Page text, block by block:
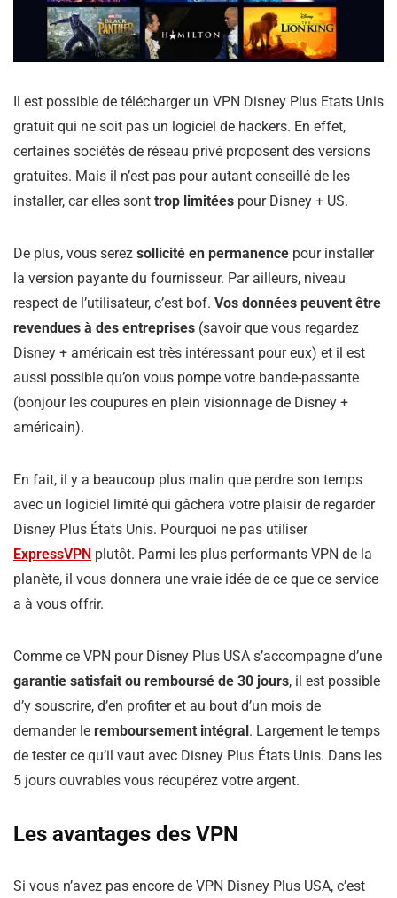
Il est possible de télécharger un VPN Disney Plus Etats Unis
gratuit qui ne soit pas un logiciel de hackers. En effet,
certaines sociétés de réseau privé proposent des versions
gratuites. Mais il n’est pas pour autant conseillé de les
installer, car elles sont trop limitées pour Disney + US.
De plus, vous serez sollicité en permanence pour installer
la version payante du fournisseur. Par ailleurs, niveau
respect de l’utilisateur, c’est bof. Vos données peuvent être
revendues à des entreprises (savoir que vous regardez
Disney + américain est très intéressant pour eux) et il est
aussi possible qu’on vous pompe votre bande-passante
(bonjour les coupures en plein visionnage de Disney +
américain).
En fait, il y a beaucoup plus malin que perdre son temps
avec un logiciel limité qui gâchera votre plaisir de regarder
Disney Plus États Unis. Pourquoi ne pas utiliser
ExpressVPN plutôt. Parmi les plus performants VPN de la
planète, il vous donnera une vraie idée de ce que ce service
a à vous offrir.
Comme ce VPN pour Disney Plus USA s’accompagne d’une
garantie satisfait ou remboursé de 30 jours, il est possible
d’y souscrire, d’en profiter et au bout d’un mois de
demander le remboursement intégral. Largement le temps
de tester ce qu’il vaut avec Disney Plus États Unis. Dans les
5 jours ouvrables vous récupérez votre argent.
Les avantages des VPN
Si vous n’avez pas encore de VPN Disney Plus USA, c’est